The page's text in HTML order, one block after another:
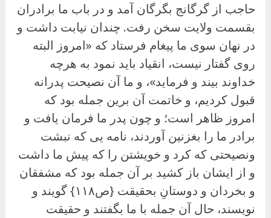
حاجب از گرگانج بگرگان آمد و در باب ما برادران
بقسمت ولایت سخن رفت. چندان نیابت داشت و
در نهان سوی ما پیغام فرستاد که «امروز البته
روی گفتار نیست، انقیاد باید نمود به هرچه
خداوند بیند و فرماید»، و ما آن نصیحت پدرانه
قبول کردیم، و خاتمت آن برین جمله بود که
امروز ظاهر است؛ و چون پدر ما فرمان یافت و
برادر ما را بغزنین آوردند، نامه یی که نبشت
ونصیحتی که کرد و خویشتن را که پیش ما داشت
و از ایشان باز کشید بر آن جمله بود که مشفقان
و بخردان و دوستانِ بحقیقت {ص۱۱۸} گویند و
نویسند، حال آن جمله با ما بگفتند و حقیقت